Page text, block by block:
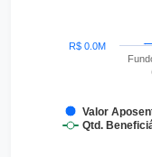
Valor
Qtd.
R$ 0.0M